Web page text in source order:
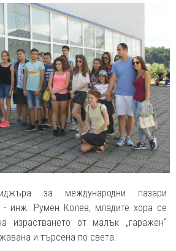
за международни пазари
- инж. Румен Колев, младите хора се
израстването от малък „гаражен“
и търсена по света.